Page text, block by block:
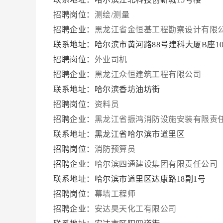
招聘岗位： 测绘/测量
招聘企业： 黑龙江省金恒基工程勘察设计有限
联系地址：哈尔滨市黄河路88号建科大厦B座
招聘岗位： 外业司机
招聘企业： 黑龙江众恒建筑工程有限公司
联系地址：哈尔滨香坊油坊街
招聘岗位： 资料员
招聘企业： 黑龙江省振鸿消防设施安装有限责
联系地址：黑龙江省哈尔滨市道里区
招聘岗位： 消防预算员
招聘企业：
哈尔滨四通建设集团有限责任公司
联系地址：哈尔滨市道里区达康路18副1号
招聘岗位： 幕墙工程师
招聘企业： 安达昊天化工有限公司